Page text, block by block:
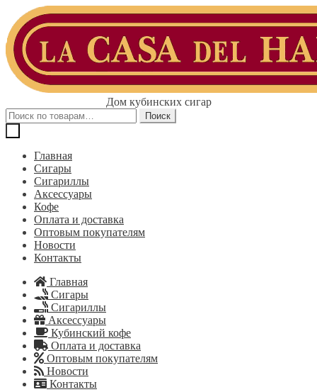
Перейти
навигации
Перейти
содержимому
Дом кубинских сигар
Искать:
Поиск
Главная
Сигары
Сигариллы
Аксессуары
Кофе
Оплата и доставка
Оптовым покупателям
Новости
Контакты
Главная
Сигары
Сигариллы
Аксессуары
Кубинский кофе
Оплата и доставка
Оптовым покупателям
Новости
Контакты